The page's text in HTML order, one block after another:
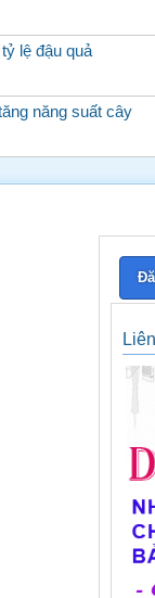
lệ đậu quả
năng suất cây